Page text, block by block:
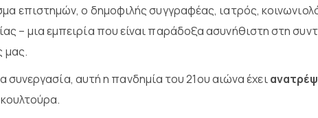
επιστημών, ο δημοφιλής συγγραφέας, ιατρός,
– μια εμπειρία που είναι παράδοξα ασυνήθιστη στη
μας.
συνεργασία, αυτή η πανδημία του 21ου αιώνα έχει